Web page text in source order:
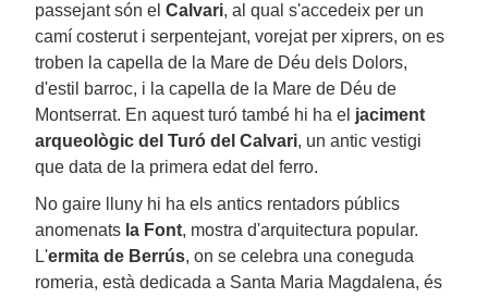
passejant són el Calvari, al qual s'accedeix per un
camí costerut i serpentejant, vorejat per xiprers, on es
troben la capella de la Mare de Déu dels Dolors,
d'estil barroc, i la capella de la Mare de Déu de
Montserrat. En aquest turó també hi ha el jaciment
arqueològic del Turó del Calvari, un antic vestigi
que data de la primera edat del ferro.
No gaire lluny hi ha els antics rentadors públics
anomenats la Font, mostra d'arquitectura popular.
L'ermita de Berrús, on se celebra una coneguda
romeria, està dedicada a Santa Maria Magdalena, és